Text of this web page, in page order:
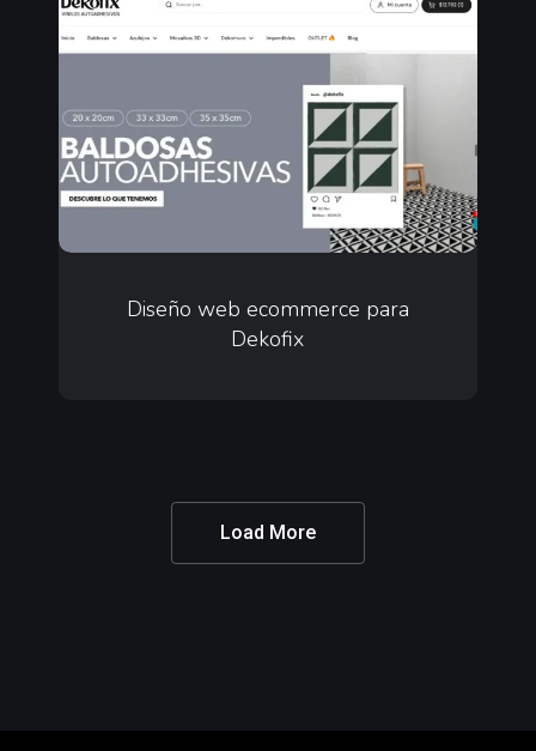
web
ecommerce
Dekofix
web
ecommerce
Diseño web ecommerce para
Dekofix
Load More